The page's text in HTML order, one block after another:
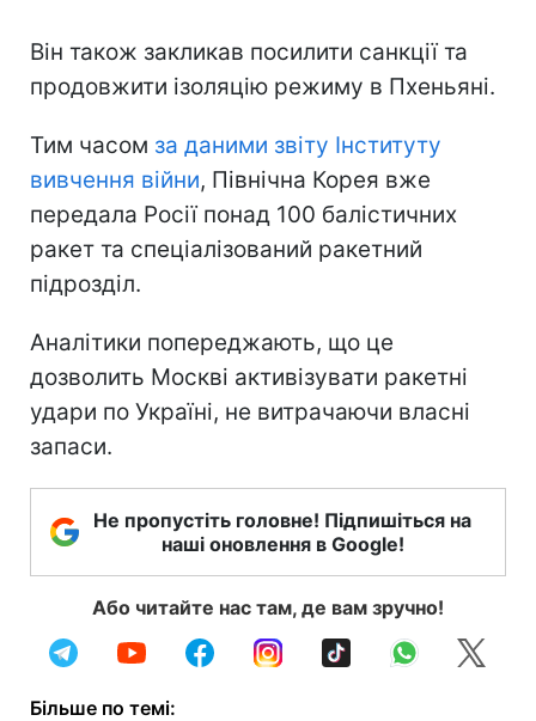
Він також закликав посилити санкції та
продовжити ізоляцію режиму в Пхеньяні.
Тим часом за даними звіту Інституту
вивчення війни, Північна Корея вже
передала Росії понад 100 балістичних
ракет та спеціалізований ракетний
підрозділ.
Аналітики попереджають, що це
дозволить Москві активізувати ракетні
удари по Україні, не витрачаючи власні
запаси.
Не пропустіть головне! Підпишіться на
наші оновлення в Google!
Або читайте нас там, де вам зручно!
Більше по темі: